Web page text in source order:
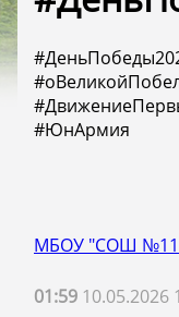
#ЮнАрмия
МБОУ "СОШ №11"
01:59 10.05.2026